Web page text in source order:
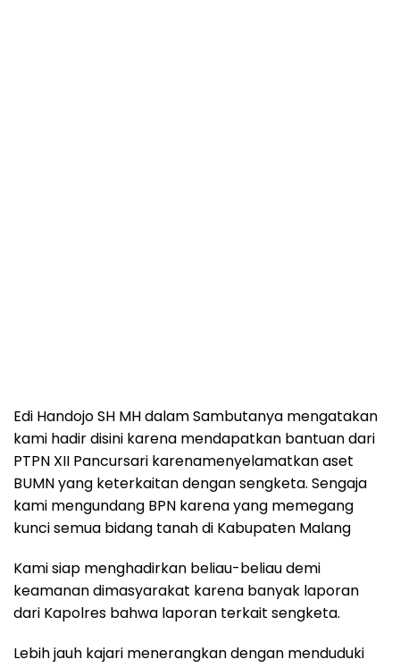
Edi Handojo SH MH dalam Sambutanya mengatakan
kami hadir disini karena mendapatkan bantuan dari
PTPN XII Pancursari karenamenyelamatkan aset
BUMN yang keterkaitan dengan sengketa. Sengaja
kami mengundang BPN karena yang memegang
kunci semua bidang tanah di Kabupaten Malang
Kami siap menghadirkan beliau-beliau demi
keamanan dimasyarakat karena banyak laporan
dari Kapolres bahwa laporan terkait sengketa.
Lebih jauh kajari menerangkan dengan menduduki